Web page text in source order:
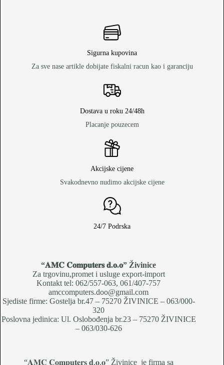
Sigurna kupovina
Za sve nase artikle dobijate fiskalni racun kao i garanciju
Dostava u roku 24/48h
Placanje pouzecem
Akcijske cijene
Svakodnevno nudimo akcijske cijene
24/7 Podrska
“𝐀𝐌𝐂 𝐂𝐨𝐦𝐩𝐮𝐭𝐞𝐫𝐬 𝐝.𝐨.𝐨” Živinice
Za trgovinu,promet i usluge export-import
Kontakt tel: 062/557-063, 061/407-757
amccomputers.doo@gmail.com
Sjediste firme: Gostelja br.47 – 75270 ŽIVINICE – 063/000-
320
Poslovna jedinica: Ul. Oslobođenja br.23 – 75270 ŽIVINICE
– 063/030-626
“𝐀𝐌𝐂 𝐂𝐨𝐦𝐩𝐮𝐭𝐞𝐫𝐬 𝐝.𝐨.𝐨” Živinice je firma sa